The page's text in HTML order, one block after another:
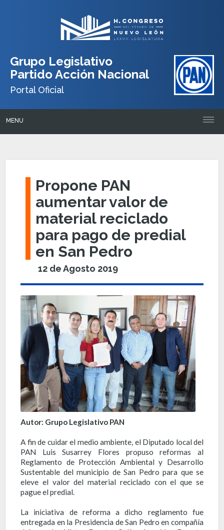
Grupo Legislativo
Partido Acción Nacional
Portal Oficial
MENU
Propone PAN
aumentar valor de
material reciclado
para pago de predial
en San Pedro
12 de Agosto 2019
Autor: Grupo Legislativo PAN
A fin de cuidar el medio ambiente, el Diputado local del
PAN Luis Susarrey Flores propuso reformas al
Reglamento de Protección Ambiental y Desarrollo
Sustentable del municipio de San Pedro para que se
eleve el valor del material reciclado con el que se
pague el predial.
La iniciativa de reforma a dicho reglamento fue
entregada en la Presidencia de San Pedro en compañía